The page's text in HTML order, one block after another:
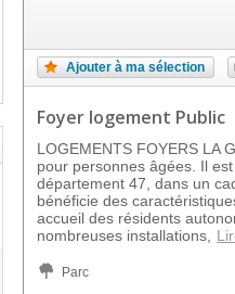
Ajouter à ma sélection
Foyer logement Public
LOGEMENTS FOYERS LA
pour personnes âgées. Il
département 47, dans un
bénéficie des
accueil des résidents
nombreuses installations,
Parc